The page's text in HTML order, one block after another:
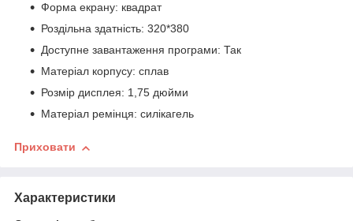
Форма екрану: квадрат
Роздільна здатність: 320*380
Доступне завантаження програми: Так
Матеріал корпусу: сплав
Розмір дисплея: 1,75 дюйми
Матеріал ремінця: силікагель
Приховати
Характеристики